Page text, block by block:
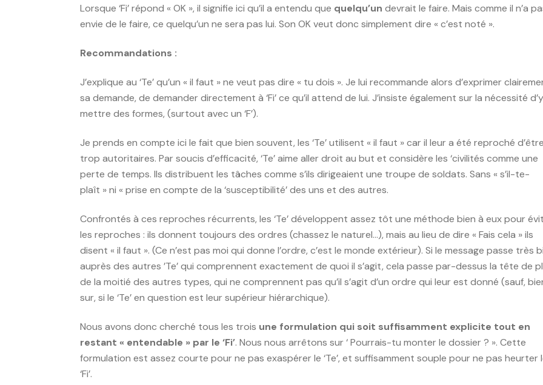
Lorsque ‘Fi’ répond « OK », il signifie ici qu’il a entendu que quelqu’un devrait le faire. Mais comme il n’a
envie de le faire, ce quelqu’un ne sera pas lui. Son OK veut donc simplement dire « c’est noté ».
Recommandations :
J’explique au ‘Te’ qu’un « il faut » ne veut pas dire « tu dois ». Je lui recommande alors d’exprimer
sa demande, de demander directement à ‘Fi’ ce qu’il attend de lui. J’insiste également sur la nécessité d’y
mettre des formes, (surtout avec un ‘F’).
Je prends en compte ici le fait que bien souvent, les ‘Te’ utilisent « il faut » car il leur a été reproché d’être
trop autoritaires. Par soucis d’efficacité, ‘Te’ aime aller droit au but et considère les ‘civilités comme une
perte de temps. Ils distribuent les tâches comme s’ils dirigeaient une troupe de soldats. Sans « s’il-te-
plaît » ni « prise en compte de la ‘susceptibilité’ des uns et des autres.
Confrontés à ces reproches récurrents, les ‘Te’ développent assez tôt une méthode bien à eux pour
les reproches : ils donnent toujours des ordres (chassez le naturel…), mais au lieu de dire « Fais cela » ils
disent « il faut ». (Ce n’est pas moi qui donne l’ordre, c’est le monde extérieur). Si le message passe très
auprès des autres ’Te’ qui comprennent exactement de quoi il s’agit, cela passe par-dessus la tête de
de la moitié des autres types, qui ne comprennent pas qu’il s’agit d’un ordre qui leur est donné (sauf,
sur, si le ‘Te’ en question est leur supérieur hiérarchique).
Nous avons donc cherché tous les trois une formulation qui soit suffisamment explicite tout en
restant « entendable » par le ‘Fi’. Nous nous arrêtons sur ‘ Pourrais-tu monter le dossier ? ». Cette
formulation est assez courte pour ne pas exaspérer le ‘Te’, et suffisamment souple pour ne pas heurter
‘Fi’.